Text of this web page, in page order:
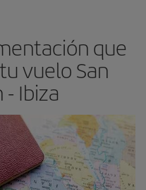
si buscas los vuelos con
poco abiertos, podráselegir
que
vuelo San
- Ibiza